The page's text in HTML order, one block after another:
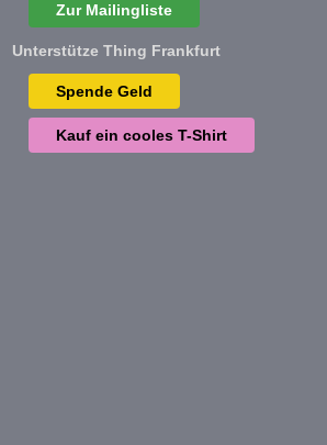
Zur Mailingliste
Unterstütze Thing Frankfurt
Spende Geld
Kauf ein cooles T-Shirt